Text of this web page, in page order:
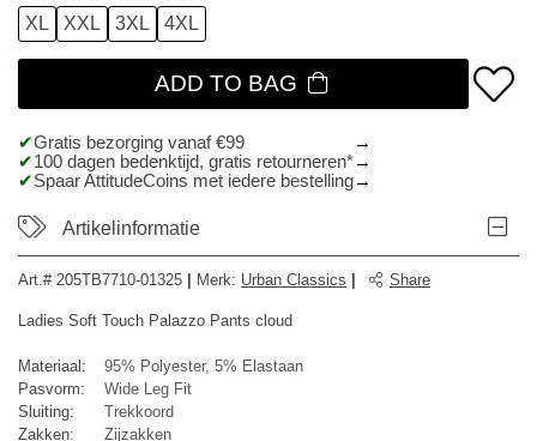
XL
XXL 3XL 4XL
ADD TO BAG
Gratis bezorging vanaf €99
100 dagen bedenktijd, gratis retourneren*
Spaar AttitudeCoins met iedere bestelling
Artikelinformatie
Art.# 205TB7710-01325 Merk: Urban Classics Share
Ladies Soft Touch Palazzo Pants cloud
Materiaal:
95% Polyester, 5% Elastaan
Pasvorm:
Wide Leg Fit
Sluiting:
Trekkoord
Zakken:
Zijzakken